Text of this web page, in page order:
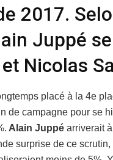
2017.
Juppé
Nicolas
placé à la 4e
de campagne pour se
Alain Juppé arriverait
surprise de ce